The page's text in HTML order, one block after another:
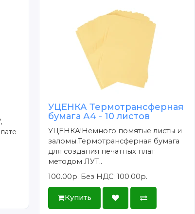
УЦЕНКА Термотрансферная
бумага А4 - 10 листов
УЦЕНКА!Немного помятые листы и
заломы.Термотрансферная бумага
для создания печатных плат
методом ЛУТ..
100.00р. Без НДС: 100.00р.
Купить